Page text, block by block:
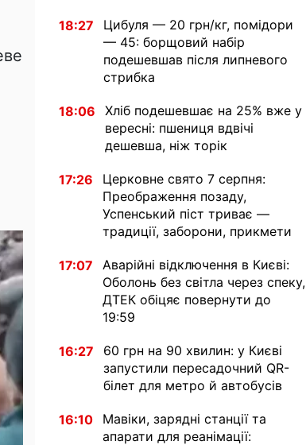
18:27
Цибуля — 20 грн/кг, помідори
— 45: борщовий набір
подешевшав після липневого
стрибка
18:06
Хліб подешевшає на 25% вже у
вересні: пшениця вдвічі
дешевша, ніж торік
17:26
Церковне свято 7 серпня:
Преображення позаду,
Успенський піст триває —
традиції, заборони, прикмети
17:07
Аварійні відключення в Києві:
Оболонь без світла через спеку,
ДТЕК обіцяє повернути до
19:59
16:27
60 грн на 90 хвилин: у Києві
запустили пересадочний QR-
білет для метро й автобусів
16:10
Мавіки, зарядні станції та
апарати для реанімації: